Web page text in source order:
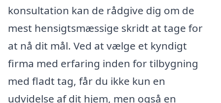
konsultation kan de rådgive dig om de
mest hensigtsmæssige skridt at tage for
at nå dit mål. Ved at vælge et kyndigt
firma med erfaring inden for tilbygning
med fladt tag, får du ikke kun en
udvidelse af dit hjem, men også en